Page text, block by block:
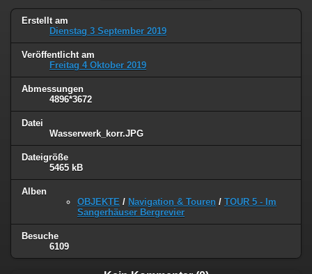
Erstellt am
Dienstag 3 September 2019
Veröffentlicht am
Freitag 4 Oktober 2019
Abmessungen
4896*3672
Datei
Wasserwerk_korr.JPG
Dateigröße
5465 kB
Alben
OBJEKTE / Navigation & Touren / TOUR 5 - Im
Sangerhäuser Bergrevier
Besuche
6109